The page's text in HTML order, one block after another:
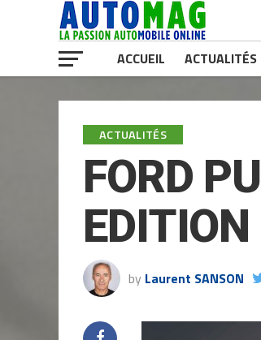
ACCUEIL ACTUALITÉS
ACTUALITÉS
FORD
EDITION
by Laurent SANSON